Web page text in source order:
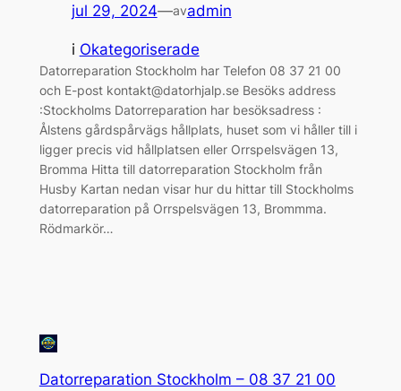
jul 29, 2024—avadmin
i Okategoriserade
Datorreparation Stockholm har Telefon 08 37 21 00
och E-post kontakt@datorhjalp.se Besöks address
:Stockholms Datorreparation har besöksadress :
Ålstens gårdspårvägs hållplats, huset som vi håller till i
ligger precis vid hållplatsen eller Orrspelsvägen 13,
Bromma Hitta till datorreparation Stockholm från
Husby Kartan nedan visar hur du hittar till Stockholms
datorreparation på Orrspelsvägen 13, Brommma.
Rödmarkör…
Datorreparation Stockholm – 08 37 21 00